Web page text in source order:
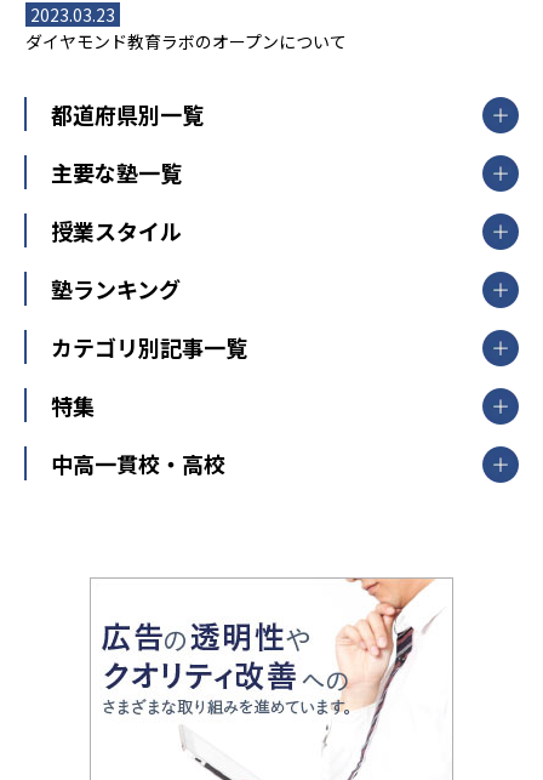
2023.03.23
ダイヤモンド教育ラボのオープンについて
都道府県別一覧
北海道・東北
山形県
福島県
関東
東京都
神奈川県
茨城県
栃木県
群馬県
新潟県
中部
愛知県
静岡県
長野県
大阪府
兵庫県 京都府 奈良県
和歌山県
鳥取県
島根県 岡山県 広島県
香川県
高知県
主要な塾一覧
【掲載塾一覧を見る】
東京個別指導学院
明光義塾
個別教室のトライ
武田塾
授業スタイル
個別指導
オンライン指導
塾ランキング
中学受験ランキング
カテゴリ別記事一覧
中学受験
大学受験
教育全般
大学受験塾の選び方
中学受験に熱心な市区町村ランキング
小学校受験
家庭教師
特集
開成番長直伝！子どもの受験を成功させる方法
運動と遊びを考える
情報Ⅰ、数学が苦手な人注目！最短距離の学力
アップ法
悩み多き「大学受験」相談室
英語・英会話・英検対策
小学校教師が解説！中学受験のリアル
中高一貫校・高校
大学入試改革
ママテクエグザム
進化する中高一貫校・高校